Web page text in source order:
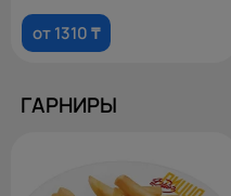
от 1310 ₸
ГАРНИРЫ